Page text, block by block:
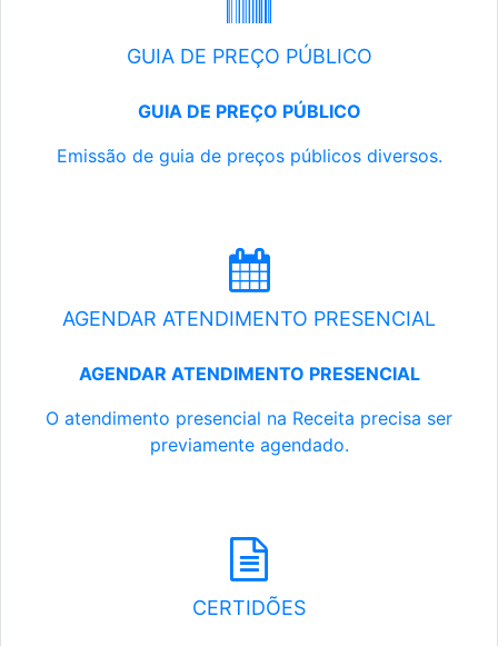
GUIA DE PREÇO PÚBLICO
GUIA DE PREÇO PÚBLICO
Emissão de guia de preços públicos diversos.
AGENDAR ATENDIMENTO PRESENCIAL
AGENDAR ATENDIMENTO PRESENCIAL
O atendimento presencial na Receita precisa ser
previamente agendado.
CERTIDÕES